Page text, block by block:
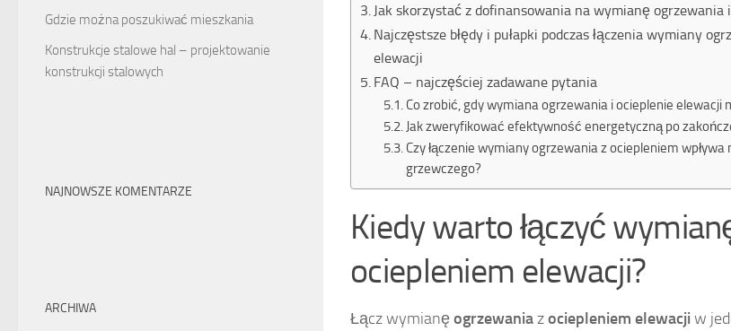
Jak skorzystać z dofinansowania na wymianę ogrzewania
Najczęstsze błędy i pułapki podczas łączenia wymiany
elewacji
FAQ – najczęściej zadawane pytania
Co zrobić, gdy wymiana ogrzewania i ocieplenie elewacji
Jak zweryfikować efektywność energetyczną po
Czy łączenie wymiany ogrzewania z ociepleniem
grzewczego?
Kiedy warto łączyć
ociepleniem elewacji?
Łącz wymianęogrzewaniazociepleniem elewacji w
Gdzie można poszukiwać mieszkania
Konstrukcje stalowe hal – projektowanie
konstrukcji stalowych
NAJNOWSZE KOMENTARZE
ARCHIWA